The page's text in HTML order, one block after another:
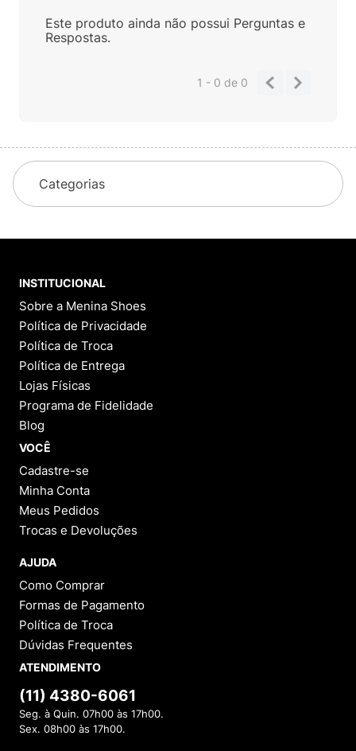
Este produto ainda não possui Perguntas e
Respostas.
1 - 0de 0
Categorias
INSTITUCIONAL
Sobre a Menina Shoes
Política de Privacidade
Política de Troca
Política de Entrega
Lojas Físicas
Programa de Fidelidade
Blog
VOCÊ
Cadastre-se
Minha Conta
Meus Pedidos
Trocas e Devoluções
AJUDA
Como Comprar
Formas de Pagamento
Política de Troca
Dúvidas Frequentes
ATENDIMENTO
(11) 4380-6061
Seg. à Quin. 07h00 às 17h00.
Sex. 08h00 às 17h00.